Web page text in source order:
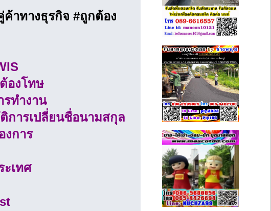
าทางธุรกิจ #ถูกต้อง
องโทษ
ทำงาน
การเปลี่ยนชื่อนามสกุล
งการ
ะเทศ